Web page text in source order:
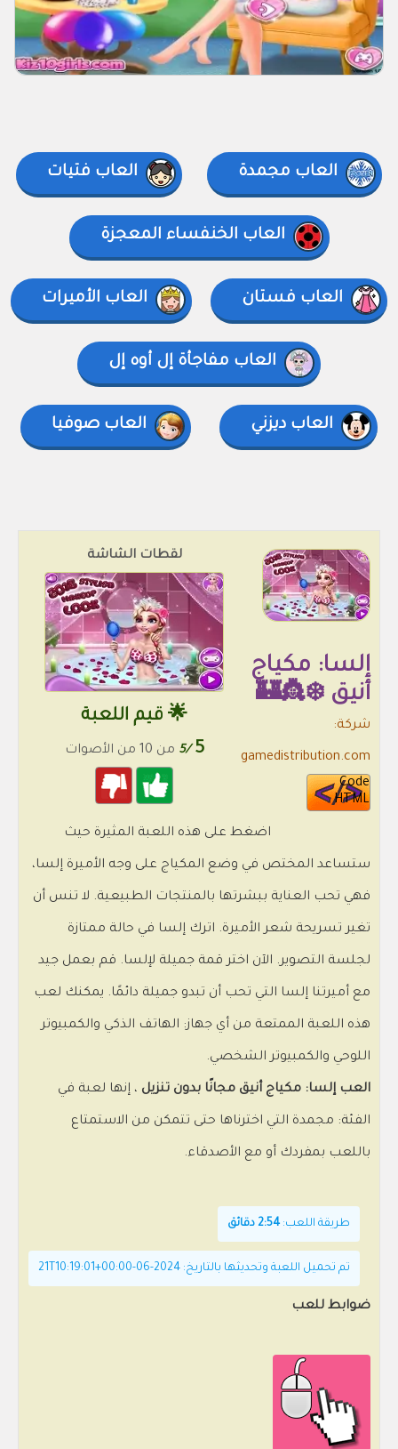
العاب مجمدة العاب فتيات
العاب الخنفساء المعجزة
العاب فستان العاب الأميرات
العاب مفاجأة إل أوه إل
العاب ديزني العاب صوفيا
لقطات الشاشة
🌟 قيم اللعبة
5
/5 من 10 من الأصوات
إلسا: مكياج
أنيق ❄️👸🏰
شركة:
gamedistribution.com
Code
HTML
اضغط على هذه اللعبة المثيرة حيث
ستساعد المختص في وضع المكياج على وجه الأميرة إلسا،
فهي تحب العناية ببشرتها بالمنتجات الطبيعية. لا تنس أن
تغير تسريحة شعر الأميرة. اترك إلسا في حالة ممتازة
لجلسة التصوير. الآن اختر قمة جميلة لإلسا. قم بعمل جيد
مع أميرتنا إلسا التي تحب أن تبدو جميلة دائمًا. يمكنك لعب
هذه اللعبة الممتعة من أي جهاز: الهاتف الذكي والكمبيوتر
اللوحي والكمبيوتر الشخصي.
العب إلسا: مكياج أنيق مجانًا بدون تنزيل ، إنها لعبة في
الفئة: مجمدة التي اخترناها حتى تتمكن من الاستمتاع
باللعب بمفردك أو مع الأصدقاء.
طريقة اللعب:2:54 دقائق
تم تحميل اللعبة وتحديثها بالتاريخ: 2024-06-21T10:19:01+00:00
ضوابط للعب